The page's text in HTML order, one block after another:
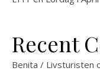
Recent
Benita / Livsturisten